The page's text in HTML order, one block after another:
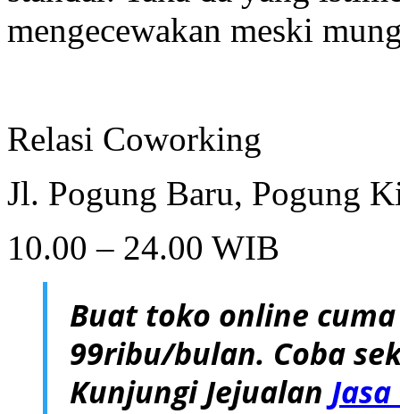
mengecewakan meski
Relasi Coworking
Jl. Pogung Baru, Pogung
10.00 – 24.00 WIB
Buat toko online
99ribu/bulan. Coba
Kunjungi Jejualan